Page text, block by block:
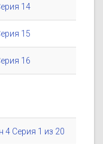
14
15
16
4 Серия 1 из 20